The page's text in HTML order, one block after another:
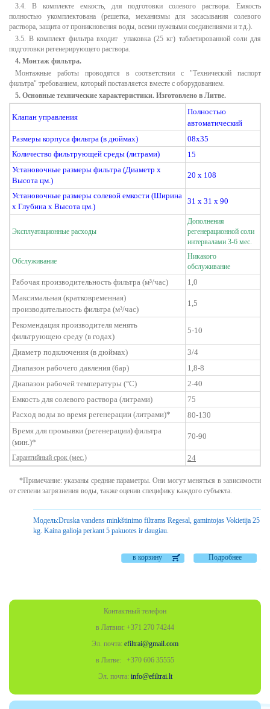
3.4. В комплекте емкость, для подготовки солевого раствора. Емкость
полностью укомплектована (решетка, механизмы для засасывания солевого
раствора, защита от проникновения воды, всеми нужными соединениями и т.д.).
3.5. В комплект фильтра входит упаковка (25 кг) таблетированной соли для
подготовки регенерирующего раствора.
4. Монтаж фильтра.
Монтажные работы проводятся в соответствии с "Технический паспорт
фильтра" требованием, который поставляется вместе с оборудованием.
5. Основные технические характеристики. Изготовлено в Литве.
Клапан управления
Полностью
автоматический
Размеры корпуса фильтра (в дюймах)
08x35
Количество фильтрующей среды (литрами)
15
Установочные размеры фильтра (Диаметр х
Высота цм.)
20 x 108
Установочные размеры солевой емкости (Ширина
х Глубина х Высота цм.)
31 x 31 x 90
Эксплуатационные расходы
Дополнения
регенерационной соли
интервалами 3-6 мес.
Обслуживание
Никакого
обслуживание
Рабочая производительность фильтра (м³/час)
1,0
Максимальная (кратковременная)
производительность фильтра (м³/час)
1,5
Рекомендация производителя менять
фильтрующею среду (в годах)
5-10
Диаметр подключения (в дюймах)
3/4
Диапазон рабочего давления (бар)
1,8-8
Диапазон рабочей температуры (°C)
2-40
Емкость для солевого раствора (литрами)
75
Расход воды во время регенерации (литрами)*
80-130
Время для промывки (регенерации) фильтра
(мин.)*
70-90
Гарантийный срок (мес.) 24
*Примечание: указаны средние параметры. Они могут меняться в зависимости
от степени загрязнения воды, также оценив специфику каждого субъекта.
Модель:Druska vandens minkštinimo filtrams Regesal, gamintojas Vokietija 25
kg. Kaina galioja perkant 5 pakuotes ir daugiau.
Подробнее
в корзину
Контактный телефон
в Латвии: +371 270 74244
Эл. почта: efiltrai@gmail.com
в Литве: +370 606 35555
Эл. почта: info@efiltrai.lt